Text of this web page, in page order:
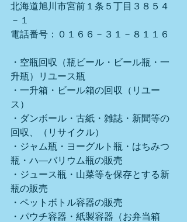
北海道旭川市宮前１条５丁目３８５４
－１
電話番号：０１６６－３１－８１１６
・空瓶回収（瓶ビール・ビール瓶・一
升瓶）リユース瓶
・一升箱・ビール箱の回収（リユー
ス）
・ダンボール・古紙・雑誌・新聞等の
回収、（リサイクル）
・ジャム瓶・ヨーグルト瓶・はちみつ
瓶・ハ―バリウム瓶の販売
・ジュース瓶・山菜等を保存とする新
瓶の販売
・ペットボトル容器の販売
・パウチ容器・紙製容器（お弁当箱